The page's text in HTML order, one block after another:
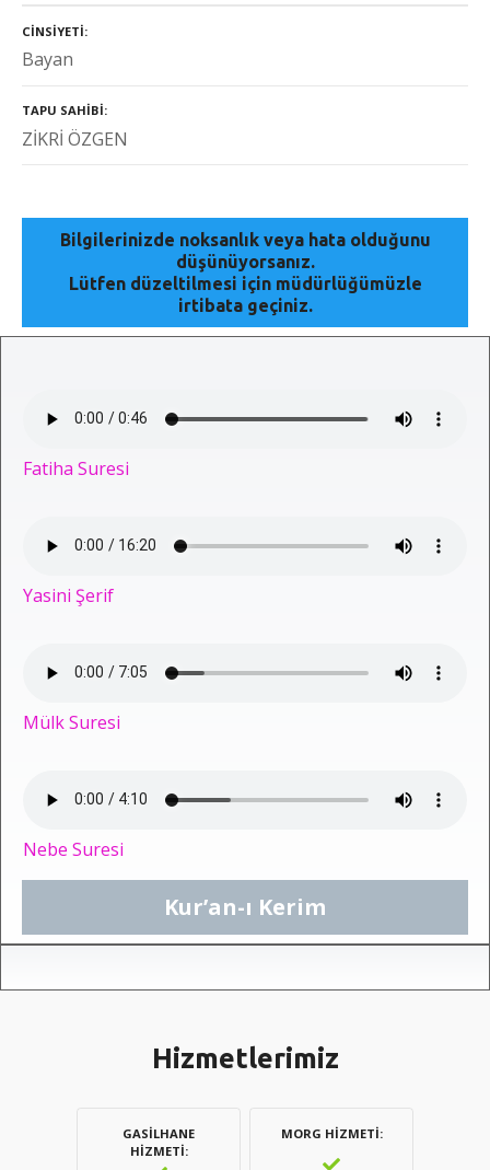
CINSIYETI
Bayan
TAPU SAHIBI
ZİKRİ ÖZGEN
Bilgilerinizde noksanlık veya hata olduğunu
düşünüyorsanız.
Lütfen düzeltilmesi için müdürlüğümüzle
irtibata geçiniz.
Fatiha Suresi
Yasini Şerif
Mülk Suresi
Nebe Suresi
Kur’an-ı Kerim
Hizmetlerimiz
GASILHANE
HIZMETI
MORG HIZMETI